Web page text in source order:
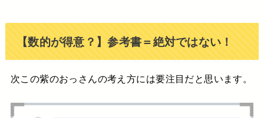
【数的が得意？】参考書＝絶対ではない！
次この紫のおっさんの考え方には要注目だと思います。